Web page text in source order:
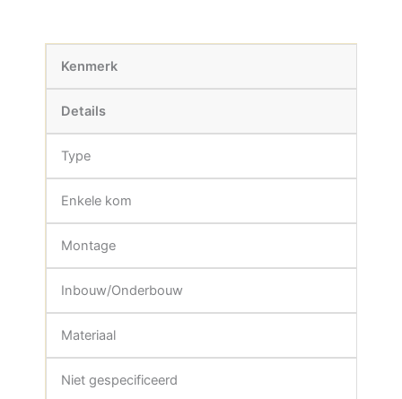
Kenmerk
Details
Type
Enkele kom
Montage
Inbouw/Onderbouw
Materiaal
Niet gespecificeerd